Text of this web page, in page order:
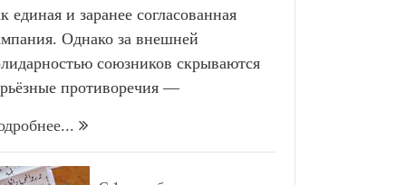
единая и заранее согласованная
Однако за внешней
союзников скрываются
противоречия —